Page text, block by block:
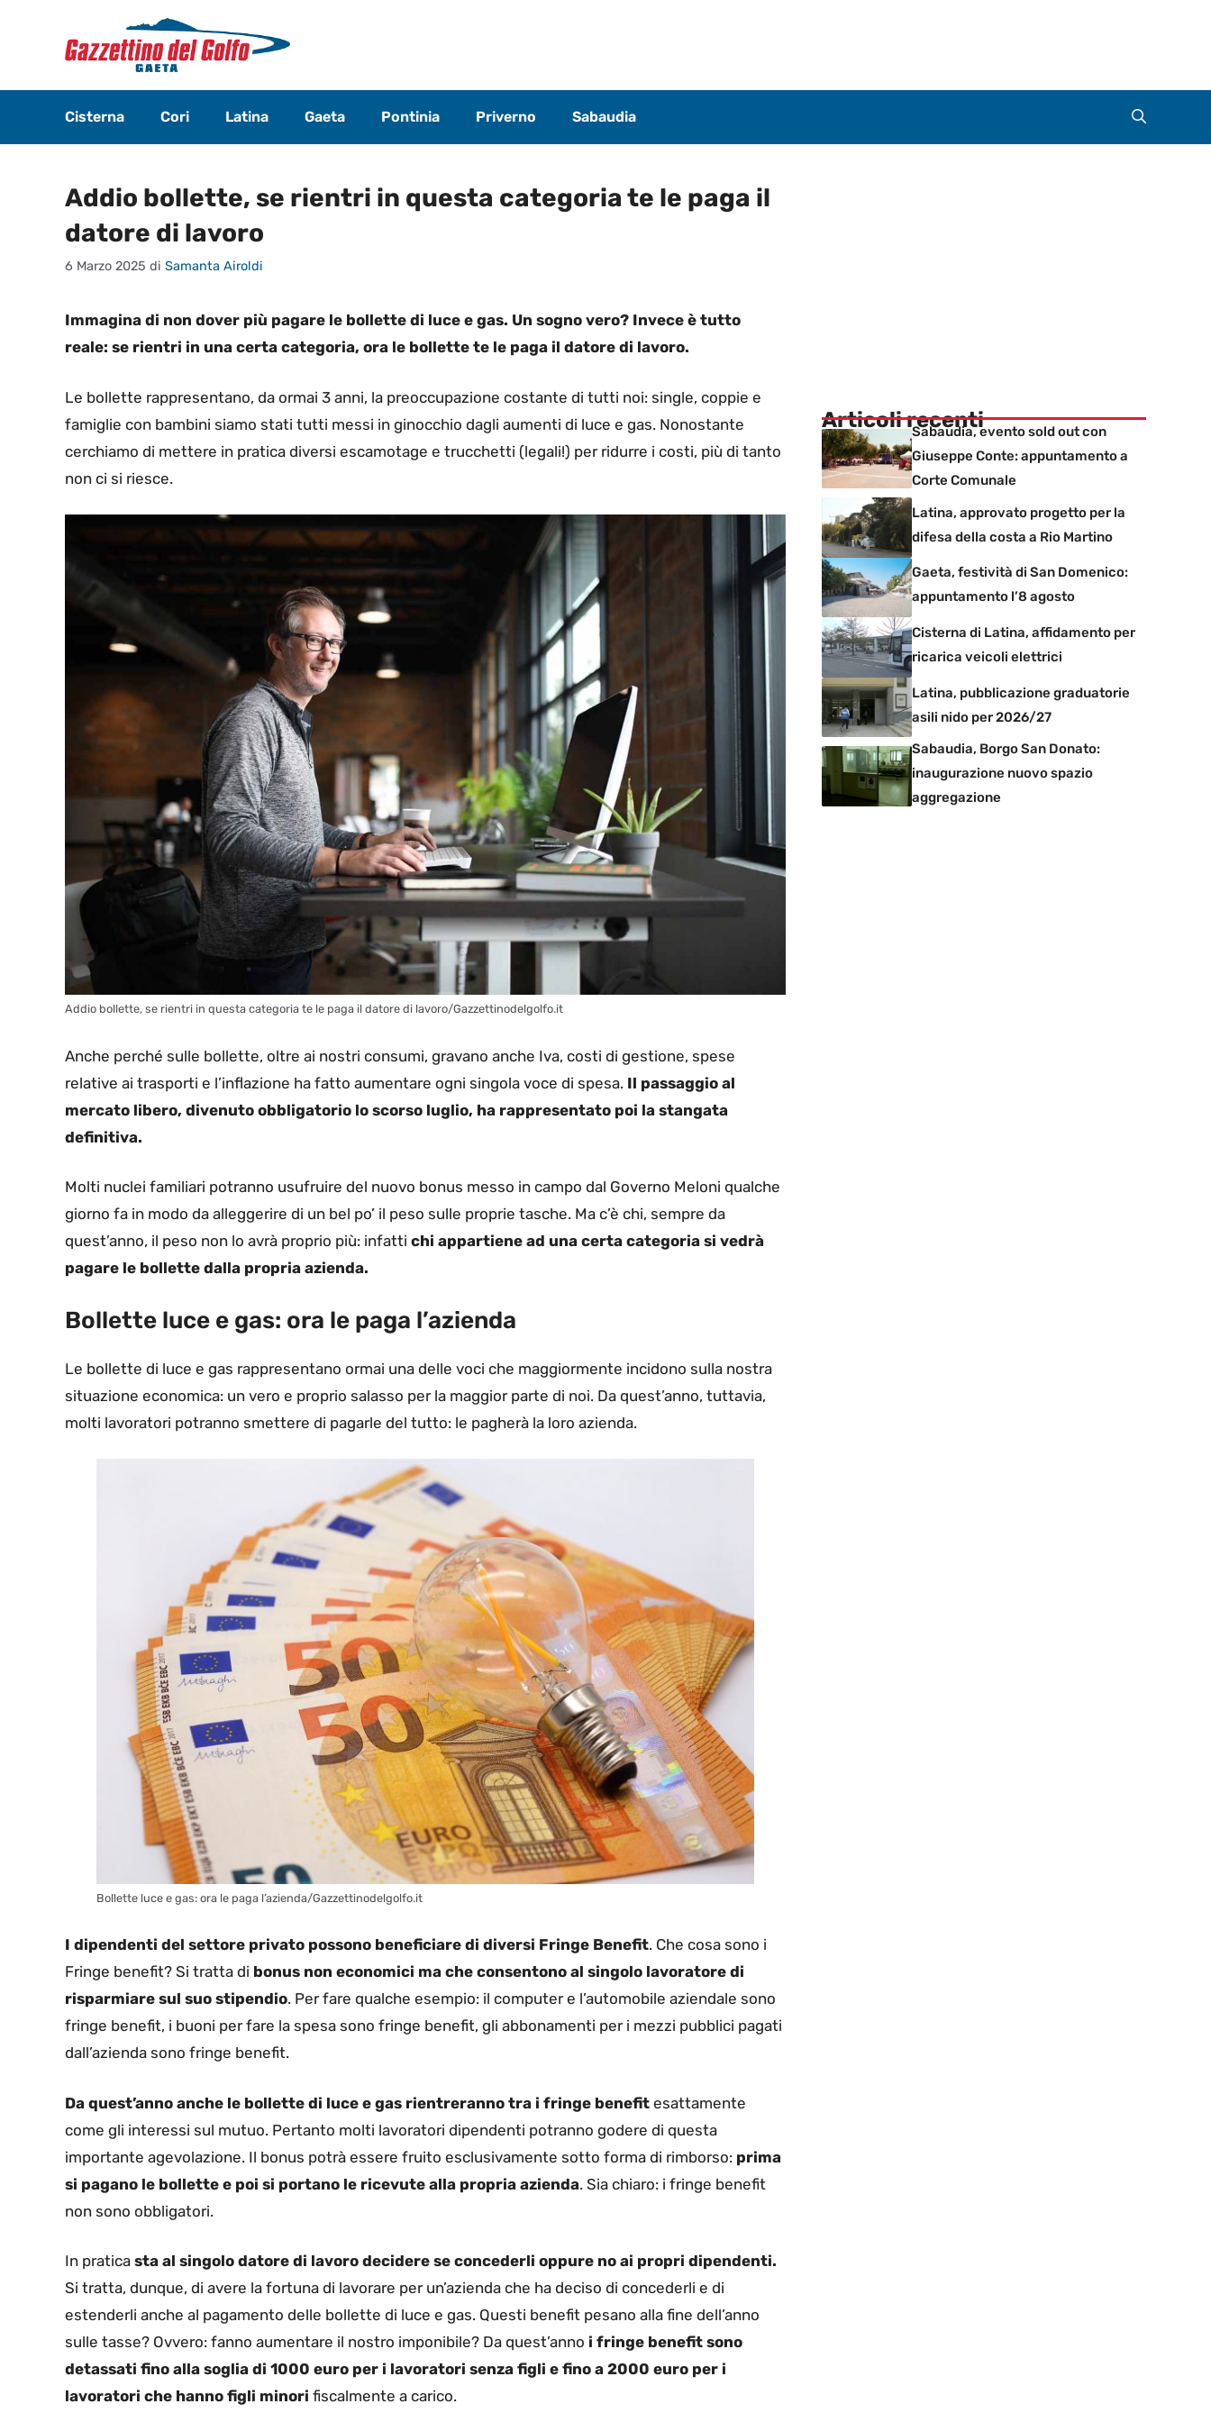
contenuto
Cisterna Cori Latina Gaeta Pontinia Priverno Sabaudia
Addio bollette, se rientri in questa categoria te le paga il
datore di lavoro
6 Marzo 2025 di Samanta Airoldi
Immagina di non dover più pagare le bollette di luce e gas. Un sogno vero? Invece è tutto
reale: se rientri in una certa categoria, ora le bollette te le paga il datore di lavoro.
Le bollette rappresentano, da ormai 3 anni, la preoccupazione costante di tutti noi: single, coppie e
famiglie con bambini siamo stati tutti messi in ginocchio dagli aumenti di luce e gas. Nonostante
cerchiamo di mettere in pratica diversi escamotage e trucchetti (legali!) per ridurre i costi, più di tanto
non ci si riesce.
Addio bollette, se rientri in questa categoria te le paga il datore di lavoro/Gazzettinodelgolfo.it
Anche perché sulle bollette, oltre ai nostri consumi, gravano anche Iva, costi di gestione, spese
relative ai trasporti e l’inflazione ha fatto aumentare ogni singola voce di spesa. Il passaggio al
mercato libero, divenuto obbligatorio lo scorso luglio, ha rappresentato poi la stangata
definitiva.
Molti nuclei familiari potranno usufruire del nuovo bonus messo in campo dal Governo Meloni qualche
giorno fa in modo da alleggerire di un bel po’ il peso sulle proprie tasche. Ma c’è chi, sempre da
quest’anno, il peso non lo avrà proprio più: infatti chi appartiene ad una certa categoria si vedrà
pagare le bollette dalla propria azienda.
Bollette luce e gas: ora le paga l’azienda
Le bollette di luce e gas rappresentano ormai una delle voci che maggiormente incidono sulla nostra
situazione economica: un vero e proprio salasso per la maggior parte di noi. Da quest’anno, tuttavia,
molti lavoratori potranno smettere di pagarle del tutto: le pagherà la loro azienda.
Bollette luce e gas: ora le paga l’azienda/Gazzettinodelgolfo.it
I dipendenti del settore privato possono beneficiare di diversi Fringe Benefit. Che cosa sono i
Fringe benefit? Si tratta di bonus non economici ma che consentono al singolo lavoratore di
risparmiare sul suo stipendio. Per fare qualche esempio: il computer e l’automobile aziendale sono
fringe benefit, i buoni per fare la spesa sono fringe benefit, gli abbonamenti per i mezzi pubblici pagati
dall’azienda sono fringe benefit.
Da quest’anno anche le bollette di luce e gas rientreranno tra i fringe benefit esattamente
come gli interessi sul mutuo. Pertanto molti lavoratori dipendenti potranno godere di questa
importante agevolazione. Il bonus potrà essere fruito esclusivamente sotto forma di rimborso: prima
si pagano le bollette e poi si portano le ricevute alla propria azienda. Sia chiaro: i fringe benefit
non sono obbligatori.
In pratica sta al singolo datore di lavoro decidere se concederli oppure no ai propri dipendenti.
Si tratta, dunque, di avere la fortuna di lavorare per un’azienda che ha deciso di concederli e di
estenderli anche al pagamento delle bollette di luce e gas. Questi benefit pesano alla fine dell’anno
sulle tasse? Ovvero: fanno aumentare il nostro imponibile? Da quest’anno i fringe benefit sono
detassati fino alla soglia di 1000 euro per i lavoratori senza figli e fino a 2000 euro per i
lavoratori che hanno figli minori fiscalmente a carico.
Articoli recentiSabaudia, evento sold out con
Giuseppe Conte: appuntamento a
Corte Comunale
Latina, approvato progetto per la
difesa della costa a Rio Martino
Gaeta, festività di San Domenico:
appuntamento l’8 agosto
Cisterna di Latina, affidamento per
ricarica veicoli elettrici
Latina, pubblicazione graduatorie
asili nido per 2026/27
Sabaudia, Borgo San Donato:
inaugurazione nuovo spazio
aggregazione